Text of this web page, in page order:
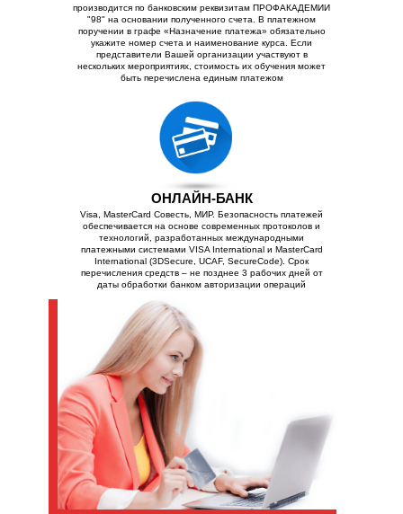
производится по банковским реквизитам ПРОФАКАДЕМИИ
"98" на основании полученного счета. В платежном
поручении в графе «Назначение платежа» обязательно
укажите номер счета и наименование курса. Если
представители Вашей организации участвуют в
нескольких мероприятиях, стоимость их обучения может
быть перечислена единым платежом
ОНЛАЙН-БАНК
Visa, MasterCard Совесть, МИР. Безопасность платежей
обеспечивается на основе современных протоколов и
технологий, разработанных международными
платежными системами VISA International и MasterCard
International (3DSecure, UCAF, SecureCode). Срок
перечисления средств – не позднее 3 рабочих дней от
даты обработки банком авторизации операций